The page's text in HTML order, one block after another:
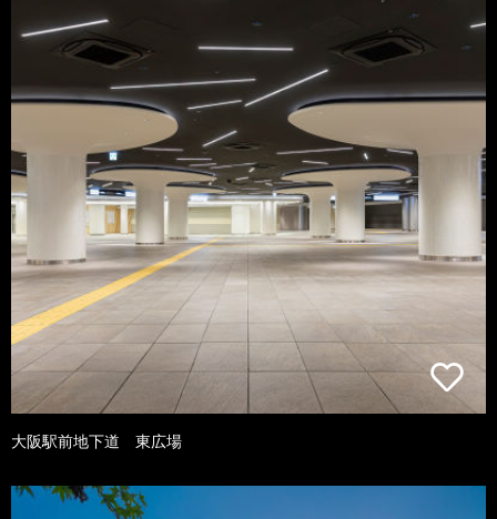
大阪駅前地下道 東広場